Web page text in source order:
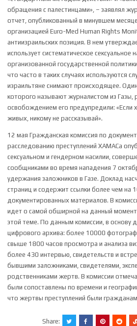
обращения с палестинцами», – заявлял
отчет, опубликованный в минувшем
организацией Euro-Med Human Rights
антиизраильских позиция. В нем
использует систематическое сексуальное
организованной государственной
что часто в таких случаях используются
израильтяне снимают происходящее.
которого называют журналистом из Газы,
освобождением его предупредили: «Если
живых, никому не рассказывай».
12 мая Гражданская комиссия по
расследованию преступлений ХАМАСа
сексуальном и гендерном насилии,
сообщниками во время нападения 7
удержания заложников в Газе. Доклад
страниц и содержит ссылки более чем на
документированных материалов. В
идет о самой обширной на данный момент
этой теме. По данным комиссии, в основу
цифрового архива: более 10000
свыше 1800 часов просмотра и анализа
более 430 интервью, свидетельств и
бывшими заложниками, свидетелями,
родственниками жертв. В комиссии
были сопоставлены по времени и
что жертвы преступлений были
Share: